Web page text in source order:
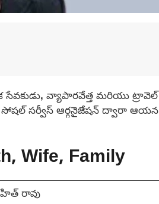
వ్యాపారవేత్త మరియు ట్రావెల్
సోషల్ సర్వీస్ ఆర్గనైజేషన్ ద్వారా ఆయన
Wife, Family
రావు